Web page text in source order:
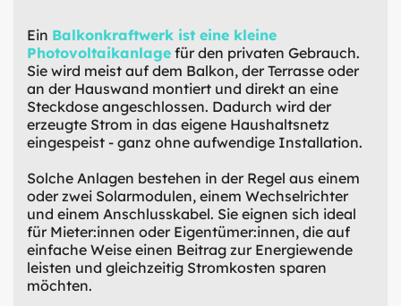
Ein Balkonkraftwerk ist eine kleine
Photovoltaikanlage für den privaten Gebrauch.
Sie wird meist auf dem Balkon, der Terrasse oder
an der Hauswand montiert und direkt an eine
Steckdose angeschlossen. Dadurch wird der
erzeugte Strom in das eigene Haushaltsnetz
eingespeist - ganz ohne aufwendige Installation.
Solche Anlagen bestehen in der Regel aus einem
oder zwei Solarmodulen, einem Wechselrichter
und einem Anschlusskabel. Sie eignen sich ideal
für Mieter:innen oder Eigentümer:innen, die auf
einfache Weise einen Beitrag zur Energiewende
leisten und gleichzeitig Stromkosten sparen
möchten.